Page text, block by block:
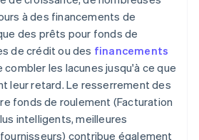
à des financements de
des prêts pour fonds de
de crédit ou des financements
combler les lacunes jusqu'à ce que
leur retard. Le resserrement des
fonds de roulement (Facturation
intelligents, meilleures
contribue également